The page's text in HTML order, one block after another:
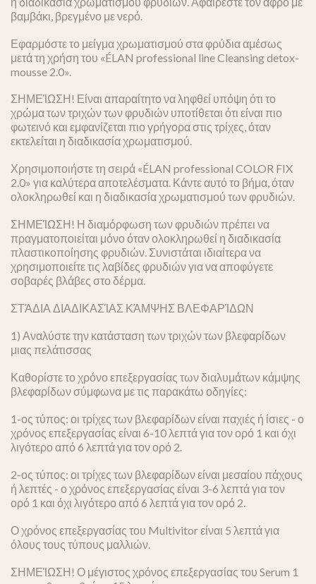
βαμβάκι, βρεγμένο με νερό.
Εφαρμόστε το μείγμα χρωματισμού στα φρύδια αμέσως
μετά τη χρήση του «ÉLAN professional line Cleansing detox-
mousse 2.0».
ΣΗΜΕΊΩΣΗ! Είναι απαραίτητο να ληφθεί υπόψη ότι το
χρώμα των τριχών των φρυδιών υποτίθεται ότι είναι πιο
φωτεινό και εμφανίζεται πιο γρήγορα στις τρίχες, όταν
εκτελείται η διαδικασία χρωματισμού.
Χρησιμοποιήστε τη σειρά «ÉLAN professional COLOR FIX
2.0» για καλύτερα αποτελέσματα. Κάντε αυτό το βήμα, όταν
ολοκληρωθεί και η διαδικασία χρωματισμού των φρυδιών.
ΣΗΜΕΊΩΣΗ! Η διαμόρφωση των φρυδιών πρέπει να
πραγματοποιείται μόνο όταν ολοκληρωθεί η διαδικασία
πλαστικοποίησης φρυδιών. Συνιστάται ιδιαίτερα να
χρησιμοποιείτε τις λαβίδες φρυδιών για να αποφύγετε
σοβαρές βλάβες στο δέρμα.
ΣΤΆΔΙΑ ΔΙΑΔΙΚΑΣΊΑΣ ΚΆΜΨΗΣ ΒΛΕΦΑΡΊΔΩΝ
1) Αναλύστε την κατάσταση των τριχών των βλεφαρίδων
μιας πελάτισσας
Καθορίστε το χρόνο επεξεργασίας των διαλυμάτων κάμψης
βλεφαρίδων σύμφωνα με τις παρακάτω οδηγίες:
1-ος τύπος: οι τρίχες των βλεφαρίδων είναι παχιές ή ίσιες - ο
χρόνος επεξεργασίας είναι 6-10 λεπτά για τον ορό 1 και όχι
λιγότερο από 6 λεπτά για τον ορό 2.
2-ος τύπος: οι τρίχες των βλεφαρίδων είναι μεσαίου πάχους
ή λεπτές - ο χρόνος επεξεργασίας είναι 3-6 λεπτά για τον
ορό 1 και όχι λιγότερο από 6 λεπτά για τον ορό 2.
Ο χρόνος επεξεργασίας του Multivitor είναι 5 λεπτά για
όλους τους τύπους μαλλιών.
ΣΗΜΕΊΩΣΗ! Ο μέγιστος χρόνος επεξεργασίας του Serum 1